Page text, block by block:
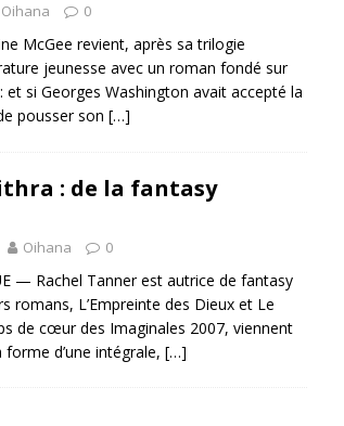
Oihana 0
McGee revient, après sa trilogie
jeunesse avec un roman fondé sur
et si Georges Washington avait accepté la
pousser son […]
: de la fantasy
Oihana 0
— Rachel Tanner est autrice de fantasy
romans, L’Empreinte des Dieux et Le
de cœur des Imaginales 2007, viennent
d’une intégrale, […]